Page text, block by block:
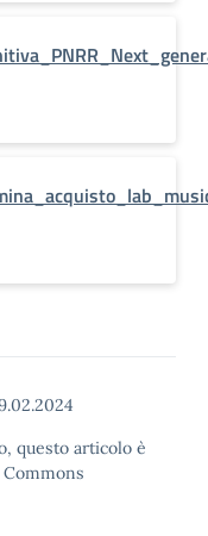
questo articolo è